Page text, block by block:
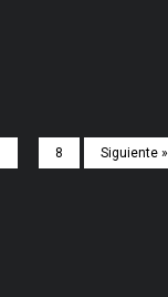
8 Siguiente »